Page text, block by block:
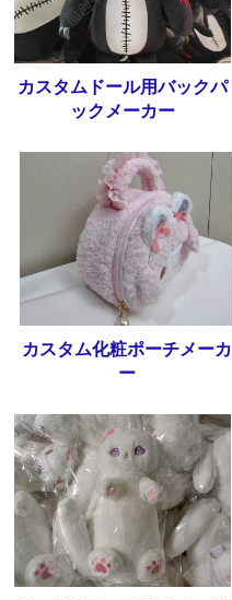
カスタムドール用バックパ
ックメーカー
カスタム化粧ポーチメーカ
ー